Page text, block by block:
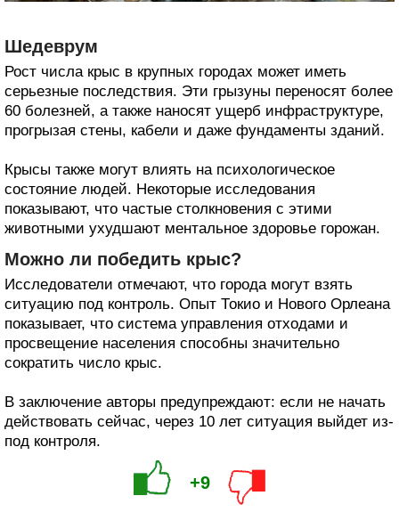
Шедеврум
Рост числа крыс в крупных городах может иметь
серьезные последствия. Эти грызуны переносят более
60 болезней, а также наносят ущерб инфраструктуре,
прогрызая стены, кабели и даже фундаменты зданий.
Крысы также могут влиять на психологическое
состояние людей. Некоторые исследования
показывают, что частые столкновения с этими
животными ухудшают ментальное здоровье горожан.
Можно ли победить крыс?
Исследователи отмечают, что города могут взять
ситуацию под контроль. Опыт Токио и Нового Орлеана
показывает, что система управления отходами и
просвещение населения способны значительно
сократить число крыс.
В заключение авторы предупреждают: если не начать
действовать сейчас, через 10 лет ситуация выйдет из-
под контроля.
+9